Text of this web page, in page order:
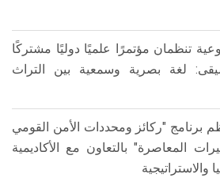
تنظمان مؤتمرًا علميًا دوليًا مشتركًا
لغة بصرية وسمعية بين التراث
"ركائز ومحددات الأمن القومي
المعاصرة" بالتعاون مع الأكاديمية
والاستراتيجية